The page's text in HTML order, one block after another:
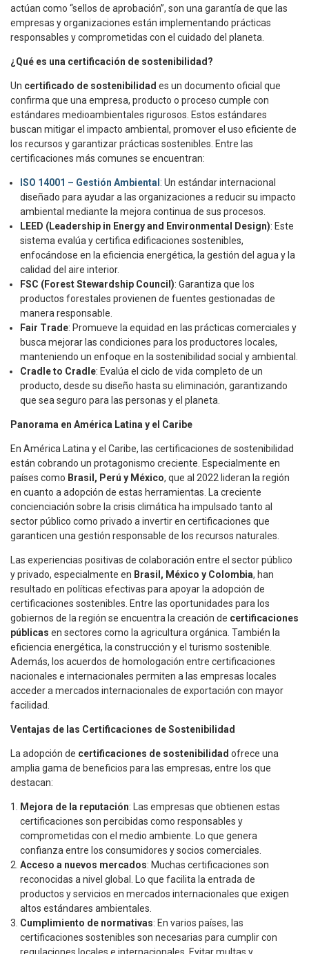
actúan como “sellos de aprobación”, son una garantía de que las
empresas y organizaciones están implementando prácticas
responsables y comprometidas con el cuidado del planeta.
¿Qué es una certificación de sostenibilidad?
Un certificado de sostenibilidad es un documento oficial que
confirma que una empresa, producto o proceso cumple con
estándares medioambientales rigurosos. Estos estándares
buscan mitigar el impacto ambiental, promover el uso eficiente de
los recursos y garantizar prácticas sostenibles. Entre las
certificaciones más comunes se encuentran:
ISO 14001 – Gestión Ambiental : Un estándar internacional
diseñado para ayudar a las organizaciones a reducir su impacto
ambiental mediante la mejora continua de sus procesos.
LEED (Leadership in Energy and Environmental Design): Este
sistema evalúa y certifica edificaciones sostenibles,
enfocándose en la eficiencia energética, la gestión del agua y la
calidad del aire interior.
FSC (Forest Stewardship Council): Garantiza que los
productos forestales provienen de fuentes gestionadas de
manera responsable.
Fair Trade: Promueve la equidad en las prácticas comerciales y
busca mejorar las condiciones para los productores locales,
manteniendo un enfoque en la sostenibilidad social y ambiental.
Cradle to Cradle: Evalúa el ciclo de vida completo de un
producto, desde su diseño hasta su eliminación, garantizando
que sea seguro para las personas y el planeta.
Panorama en América Latina y el Caribe
En América Latina y el Caribe, las certificaciones de sostenibilidad
están cobrando un protagonismo creciente. Especialmente en
países como Brasil, Perú y México, que al 2022 lideran la región
en cuanto a adopción de estas herramientas. La creciente
concienciación sobre la crisis climática ha impulsado tanto al
sector público como privado a invertir en certificaciones que
garanticen una gestión responsable de los recursos naturales.
Las experiencias positivas de colaboración entre el sector público
y privado, especialmente en Brasil, México y Colombia, han
resultado en políticas efectivas para apoyar la adopción de
certificaciones sostenibles. Entre las oportunidades para los
gobiernos de la región se encuentra la creación de certificaciones
públicas en sectores como la agricultura orgánica. También la
eficiencia energética, la construcción y el turismo sostenible.
Además, los acuerdos de homologación entre certificaciones
nacionales e internacionales permiten a las empresas locales
acceder a mercados internacionales de exportación con mayor
facilidad.
Ventajas de las Certificaciones de Sostenibilidad
La adopción de certificaciones de sostenibilidad ofrece una
amplia gama de beneficios para las empresas, entre los que
destacan:
Mejora de la reputación: Las empresas que obtienen estas
certificaciones son percibidas como responsables y
comprometidas con el medio ambiente. Lo que genera
confianza entre los consumidores y socios comerciales.
Acceso a nuevos mercados: Muchas certificaciones son
reconocidas a nivel global. Lo que facilita la entrada de
productos y servicios en mercados internacionales que exigen
altos estándares ambientales.
Cumplimiento de normativas: En varios países, las
certificaciones sostenibles son necesarias para cumplir con